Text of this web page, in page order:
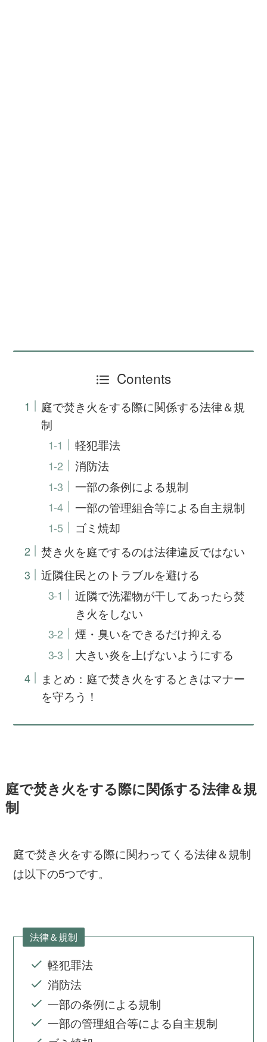
Contents
庭で焚き火をする際に関係する法律＆規
制
軽犯罪法
消防法
一部の条例による規制
一部の管理組合等による自主規制
ゴミ焼却
焚き火を庭でするのは法律違反ではない
近隣住民とのトラブルを避ける
近隣で洗濯物が干してあったら焚
き火をしない
煙・臭いをできるだけ抑える
大きい炎を上げないようにする
まとめ：庭で焚き火をするときはマナー
を守ろう！
庭で焚き火をする際に関係する法律＆規
制
庭で焚き火をする際に関わってくる法律＆規制
は以下の5つです。
法律＆規制
軽犯罪法
消防法
一部の条例による規制
一部の管理組合等による自主規制